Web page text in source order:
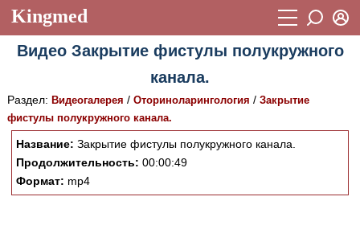
Kingmed
Учебный материал
Фотогалерея (1906)
Истории болезней 1268
Лекции и презентации
Пароль
Восстановить пароль
Регистрация
Видео Закрытие фистулы полукружного
канала.
Раздел: Видеогалерея / Оториноларингология / Закрытие
фистулы полукружного канала.
Название: Закрытие фистулы полукружного канала.
Продолжительность: 00:00:49
Формат: mp4